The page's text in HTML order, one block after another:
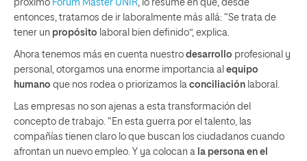
próximo Fórum Máster UNIR , lo resume en que, desde
entonces, tratamos de ir laboralmente más allá: “Se trata de
tener un propósito laboral bien definido”, explica.
Ahora tenemos más en cuenta nuestro desarrollo profesional y
personal, otorgamos una enorme importancia al equipo
humano que nos rodea o priorizamos la conciliación laboral.
Las empresas no son ajenas a esta transformación del
concepto de trabajo. “En esta guerra por el talento, las
compañías tienen claro lo que buscan los ciudadanos cuando
afrontan un nuevo empleo. Y ya colocan a la persona en el